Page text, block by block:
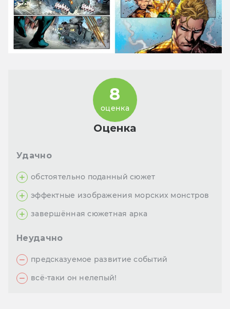
Оценка
8
оценка
Удачно
обстоятельно поданный сюжет
эффектные изображения морских монстров
завершённая сюжетная арка
Неудачно
предсказуемое развитие событий
всё-таки он нелепый!